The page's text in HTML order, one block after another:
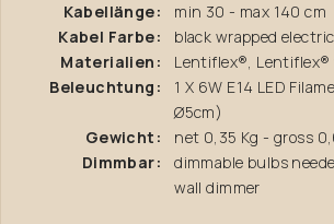
Kabellänge:
min 30 - max 140 cm
Kabel Farbe:
black wrapped
Materialien:
Lentiflex®, Lentiflex®
Beleuchtung:
1 X 6W E14 LED
Ø5cm)
Gewicht:
net 0,35 Kg - gross
Dimmbar:
dimmable bulbs
wall dimmer